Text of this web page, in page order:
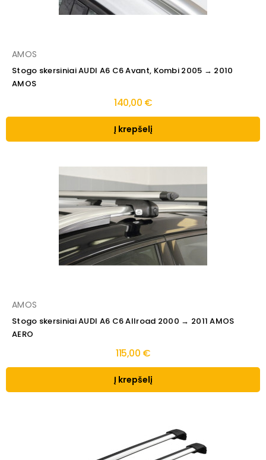
AMOS
Stogo skersiniai AUDI A6 C6 Avant, Kombi 2005 → 2010
AMOS
140,00 €
Į krepšelį
AMOS
Stogo skersiniai AUDI A6 C6 Allroad 2000 → 2011 AMOS
AERO
115,00 €
Į krepšelį